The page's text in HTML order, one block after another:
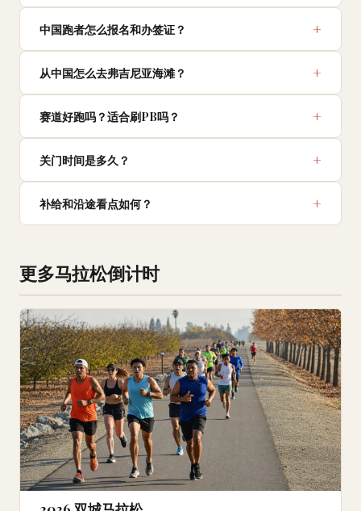
中国跑者怎么报名和办签证？
从中国怎么去弗吉尼亚海滩？
赛道好跑吗？适合刷PB吗？
关门时间是多久？
补给和沿途看点如何？
更多马拉松倒计时